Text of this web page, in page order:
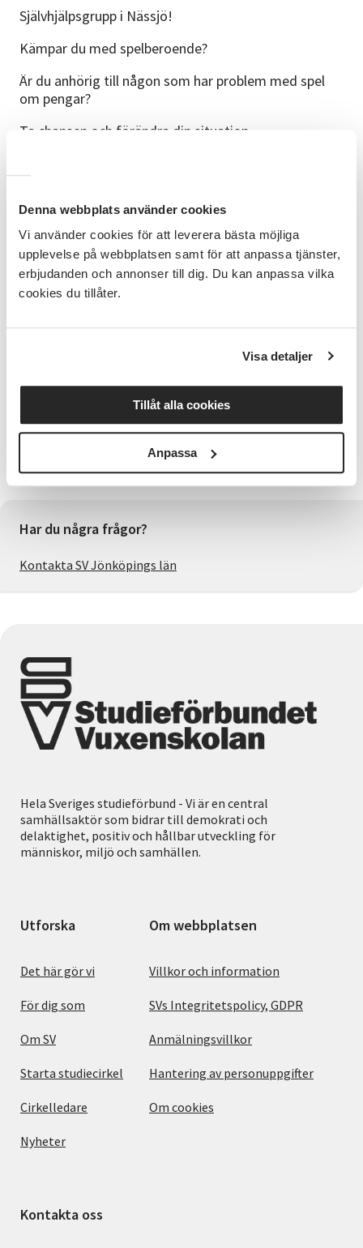
Denna webbplats använder cookies
Vi använder cookies för att leverera bästa möjliga
upplevelse på webbplatsen samt för att anpassa tjänster,
erbjudanden och annonser till dig. Du kan anpassa vilka
cookies du tillåter.
Visa detaljer
Tillåt alla cookies
Anpassa
Självhjälpsgrupp i Nässjö!
Kämpar du med spelberoende?
Är du anhörig till någon som har problem med spel
om pengar?
Ta chansen och förändra din situation.
Samtalsgruppen är öppen för både spelberoende och
Tillsammans skapar vi en trygg plats.
Varmt välkommen!
Bra att veta
Tid: Tisdagar Kl 18.00- 20.00, öppet från kl 17.30
Plats: Studieförbundet Vuxenskolan, Bäckgatan 4B,
Kontakt: nassjo@spelberoende.se
I samverkan med Spelberoendes Förening Nässjö
Har du några frågor?
Kontakta SV Jönköpings län
Hela Sveriges studieförbund - Vi är en central
samhällsaktör som bidrar till demokrati och
delaktighet, positiv och hållbar utveckling för
människor, miljö och samhällen.
Utforska
Det här gör vi
För dig som
Om SV
Starta studiecirkel
Cirkelledare
Nyheter
Om webbplatsen
Villkor och information
SVs Integritetspolicy, GDPR
Anmälningsvillkor
Hantering av personuppgifter
Om cookies
Kontakta oss